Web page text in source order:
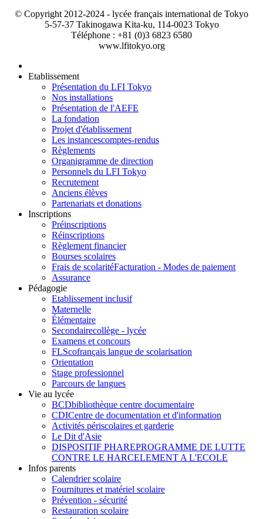
© Copyright 2012-2024 - lycée français international de Tokyo
5-57-37 Takinogawa Kita-ku, 114-0023 Tokyo
Téléphone : +81 (0)3 6823 6580
www.lfitokyo.org
Etablissement
Présentation du LFI Tokyo
Nos installations
Présentation de l'AEFE
La fondation
Projet d'établissement
Les instancescomptes-rendus
Règlements
Organigramme de direction
Personnels du LFI Tokyo
Recrutement
Anciens élèves
Partenariats et donations
Inscriptions
Préinscriptions
Réinscriptions
Règlement financier
Bourses scolaires
Frais de scolaritéFacturation - Modes de paiement
Assurance
Pédagogie
Etablissement inclusif
Maternelle
Élémentaire
Secondairecollège - lycée
Examens et concours
FLScofrançais langue de scolarisation
Orientation
Stage professionnel
Parcours de langues
Vie au lycée
BCDbibliothèque centre documentaire
CDICentre de documentation et d'information
Activités périscolaires et garderie
Le Dit d'Asie
DISPOSITIF PHAREPROGRAMME DE LUTTE
CONTRE LE HARCELEMENT A L'ECOLE
Infos parents
Calendrier scolaire
Fournitures et matériel scolaire
Prévention - sécurité
Restauration scolaire